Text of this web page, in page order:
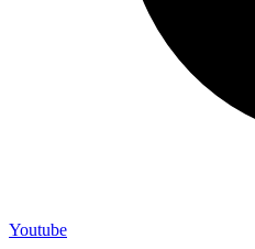
Youtube